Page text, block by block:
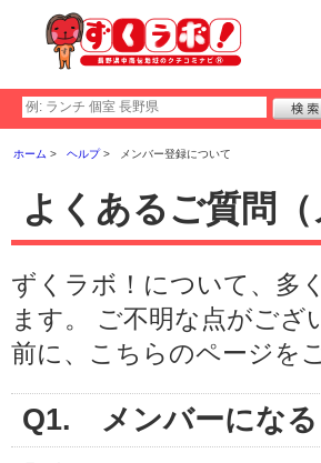
ホーム ヘルプ メンバー登録について
よくあるご質問
ずくラボ！について、多
ます。 ご不明な点がご
前に、こちらのページを
Q1. メンバーになる